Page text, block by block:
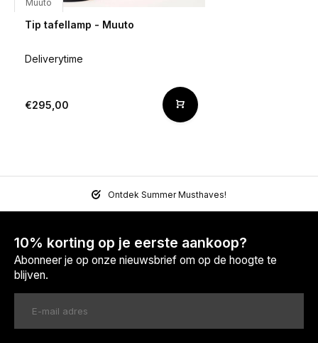
Muuto
Tip tafellamp - Muuto
Deliverytime
€295,00
Ontdek Summer Musthaves!
10% korting op je eerste aankoop?
Abonneer je op onze nieuwsbrief om op de hoogte te
blijven.